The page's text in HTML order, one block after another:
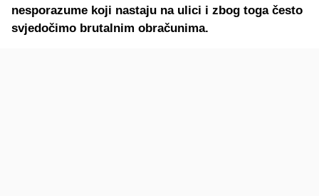
nesporazume koji nastaju na ulici i zbog toga često
svjedočimo brutalnim obračunima.